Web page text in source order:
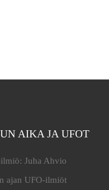
AIKA JA UFOT
Juha Ahvio
ajan UFO-ilmiöt